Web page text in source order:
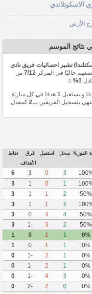
الاسكوتلاندي
الأرض
نتائج الموسم
تشير احصائيات فريق نادي
حاليًا في المركز 7/12 من
0% ٪.
و يستقبل 1 هدفا في كل مباراة.
بتسجيل الفريقين ب2 كمعدل
الفوز% سجل استقبل
فرق
الأهداف
نقاط
3
0
3
6
1
0
1
3
50%
2
1
1
3
2
1
1
3
50%
4
4
0
3
50%
2
3
-1
3
0%
1
1
0
1
0%
1
1
0
1
0%
1
2
-1
0
0%
1
2
-1
0
0%
3
4
-1
0
0%
0
2
-2
0